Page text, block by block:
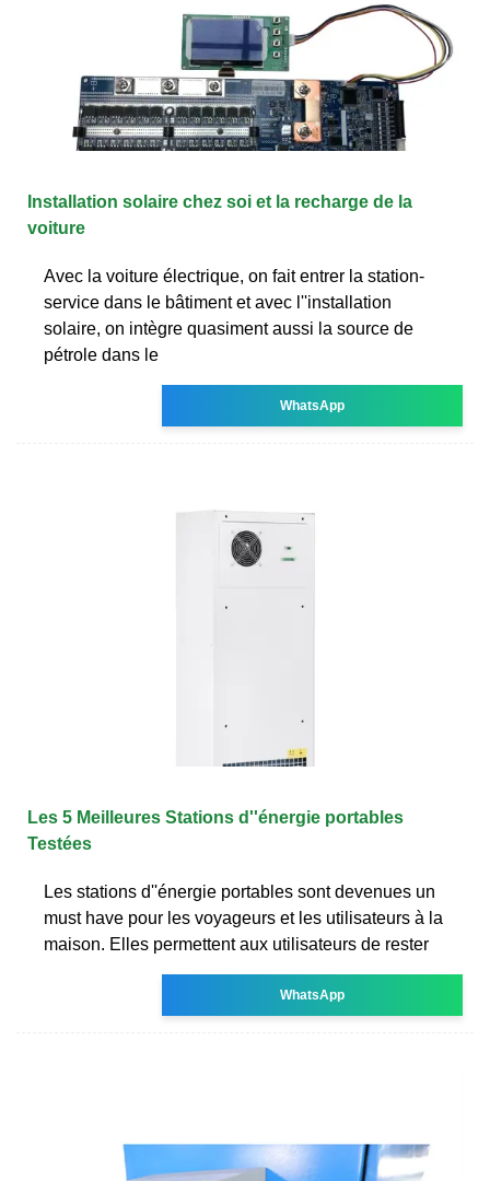
Installation solaire chez soi et la recharge de la
voiture
Avec la voiture électrique, on fait entrer la station-
service dans le bâtiment et avec l''installation
solaire, on intègre quasiment aussi la source de
pétrole dans le
WhatsApp
Les 5 Meilleures Stations d''énergie portables
Testées
Les stations d''énergie portables sont devenues un
must have pour les voyageurs et les utilisateurs à la
maison. Elles permettent aux utilisateurs de rester
WhatsApp